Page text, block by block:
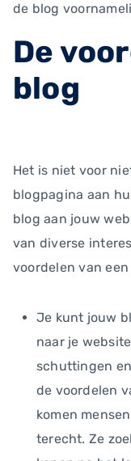
de blog
De
blog
Het is niet voor
blogpagina aan
blog aan jouw
van diverse
voordelen van
Je kunt jouw
naar je
schuttingen
de voordelen
komen
terecht. Ze